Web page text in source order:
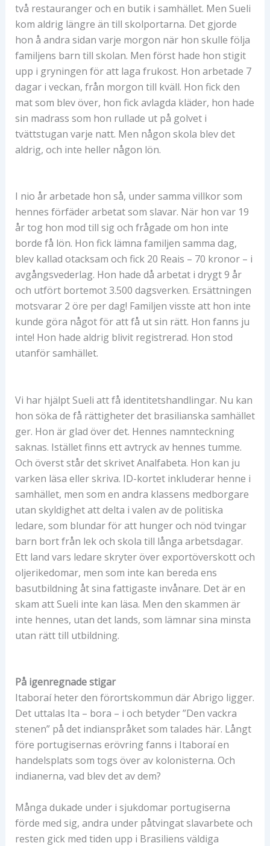
två restauranger och en butik i samhället. Men Sueli
kom aldrig längre än till skolportarna. Det gjorde
hon å andra sidan varje morgon när hon skulle följa
familjens barn till skolan. Men först hade hon stigit
upp i gryningen för att laga frukost. Hon arbetade 7
dagar i veckan, från morgon till kväll. Hon fick den
mat som blev över, hon fick avlagda kläder, hon hade
sin madrass som hon rullade ut på golvet i
tvättstugan varje natt. Men någon skola blev det
aldrig, och inte heller någon lön.
I nio år arbetade hon så, under samma villkor som
hennes förfäder arbetat som slavar. När hon var 19
år tog hon mod till sig och frågade om hon inte
borde få lön. Hon fick lämna familjen samma dag,
blev kallad otacksam och fick 20 Reais – 70 kronor – i
avgångsvederlag. Hon hade då arbetat i drygt 9 år
och utfört bortemot 3.500 dagsverken. Ersättningen
motsvarar 2 öre per dag! Familjen visste att hon inte
kunde göra något för att få ut sin rätt. Hon fanns ju
inte! Hon hade aldrig blivit registrerad. Hon stod
utanför samhället.
Vi har hjälpt Sueli att få identitetshandlingar. Nu kan
hon söka de få rättigheter det brasilianska samhället
ger. Hon är glad över det. Hennes namnteckning
saknas. Istället finns ett avtryck av hennes tumme.
Och överst står det skrivet Analfabeta. Hon kan ju
varken läsa eller skriva. ID-kortet inkluderar henne i
samhället, men som en andra klassens medborgare
utan skyldighet att delta i valen av de politiska
ledare, som blundar för att hunger och nöd tvingar
barn bort från lek och skola till långa arbetsdagar.
Ett land vars ledare skryter över exportöverskott och
oljerikedomar, men som inte kan bereda ens
basutbildning åt sina fattigaste invånare. Det är en
skam att Sueli inte kan läsa. Men den skammen är
inte hennes, utan det lands, som lämnar sina minsta
utan rätt till utbildning.
På igenregnade stigar
Itaboraí heter den förortskommun där Abrigo ligger.
Det uttalas Ita – bora – i och betyder ”Den vackra
stenen” på det indianspråket som talades här. Långt
före portugisernas erövring fanns i Itaboraí en
handelsplats som togs över av kolonisterna. Och
indianerna, vad blev det av dem?
Många dukade under i sjukdomar portugiserna
förde med sig, andra under påtvingat slavarbete och
resten gick med tiden upp i Brasiliens väldiga